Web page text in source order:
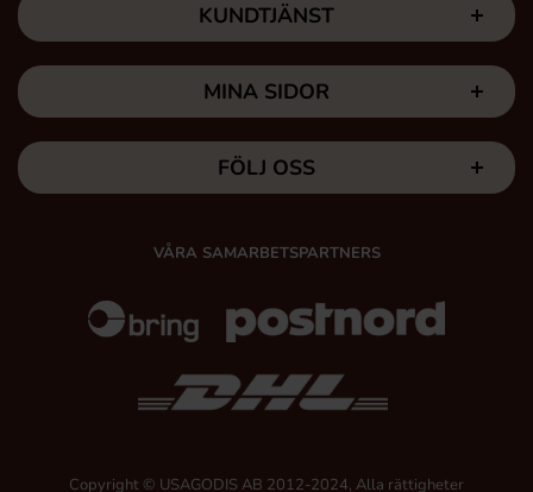
KUNDTJÄNST
MINA SIDOR
FÖLJ OSS
VÅRA SAMARBETSPARTNERS
Copyright © USAGODIS AB 2012-2024, Alla rättigheter